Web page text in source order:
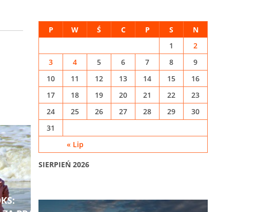
02.08.2026
DOBREJ ROBOTY. RUSZYŁA
SIERPIEŃ 2026
P W Ś C P S N
« Lip
1
2
3
4 5 6 7 8
9
10
11 12 13 14 15
16
17
18 19 20 21 22
23
24
25 26 27 28 29
30
31